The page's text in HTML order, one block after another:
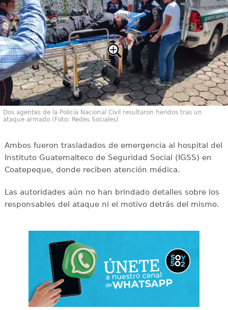
Dos agentes de la Policía Nacional Civil resultaron heridos tras un
ataque armado (Foto: Redes Sociales)
Ambos fueron trasladados de emergencia al hospital del
Instituto Guatemalteco de Seguridad Social (IGSS) en
Coatepeque, donde reciben atención médica.
Las autoridades aún no han brindado detalles sobre los
responsables del ataque ni el motivo detrás del mismo.